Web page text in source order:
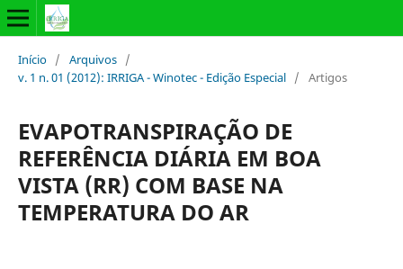
Início / Arquivos /
v. 1 n. 01 (2012): IRRIGA - Winotec - Edição Especial / Artigos
EVAPOTRANSPIRAÇÃO DE
REFERÊNCIA DIÁRIA EM BOA
VISTA (RR) COM BASE NA
TEMPERATURA DO AR